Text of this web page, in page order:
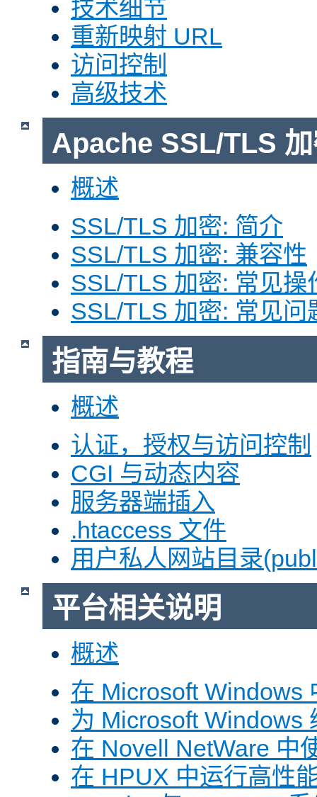
技术细节
重新映射 URL
访问控制
高级技术
Apache SSL/TLS
概述
SSL/TLS 加密: 简介
SSL/TLS 加密: 兼容性
SSL/TLS 加密: 常见操
SSL/TLS 加密: 常见问
指南与教程
概述
认证，授权与访问控制
CGI 与动态内容
服务器端插入
.htaccess 文件
用户私人网站目录
平台相关说明
概述
在 Microsoft Windows
为 Microsoft Windows
在 Novell NetWare 中
在 HPUX 中运行高性